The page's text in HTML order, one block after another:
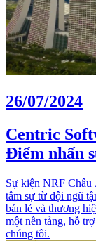
26/07/2024
Centric
Điểm nhấn
Sự kiện NRF Châu
tâm sự từ đội ngũ
bán lẻ và thương
một nền tảng, hỗ
chúng tôi.